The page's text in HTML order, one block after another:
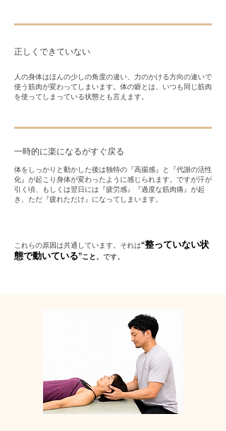
正しくできていない
​人の身体はほんの少しの角度の違い、力のかける方向の違いで
使う筋肉が変わってしまいます。体の癖とは、いつも同じ筋肉
を使ってしまっている状態とも言えます。
一時的に楽になるがすぐ戻る
​体をしっかりと動かした後は独特の『高揚感』と『代謝の活性
化』が起こり身体が変わったように感じられます。ですが汗が
引く頃、もしくは翌日には『疲労感』『過度な筋肉痛』が起
き、ただ『疲れただけ』になってしまいます。
これらの原因は共通しています。それは“整っていない状
態で動いている”こと、 です。